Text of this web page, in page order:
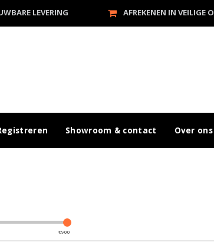
LEVERING AFREKENEN IN VEILIGE
Showroom & contact Over ons
€900